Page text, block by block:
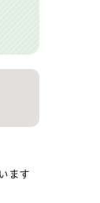
ます